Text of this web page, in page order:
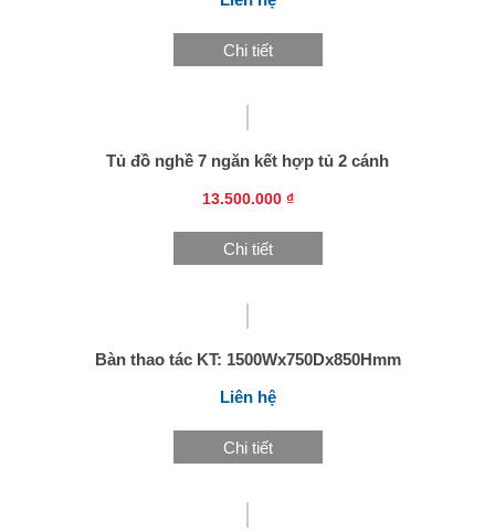
Chi tiết
Tủ đồ nghề 7 ngăn kết hợp tủ 2 cánh
13.500.000 ₫
Chi tiết
Bàn thao tác KT: 1500Wx750Dx850Hmm
Liên hệ
Chi tiết